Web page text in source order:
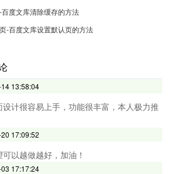
度文库清除缓存的方法
-百度文库设置默认页的方法
13:58:04
计很容易上手，功能很丰富，本人极力推
17:09:52
以越做越好，加油！
17:17:24